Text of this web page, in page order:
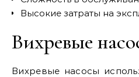
Высокие затраты на
Вихревые
Вихревые насосы